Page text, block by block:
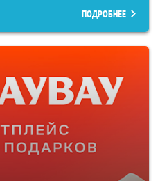
ПОДРОБНЕЕ